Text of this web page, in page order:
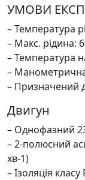
УМОВИ
– Температура
– Макс. рідина:
– Температура
–
– Призначений
Двигун
– Однофазний
– 2-полюсний
хв-1)
– Ізоляція класу